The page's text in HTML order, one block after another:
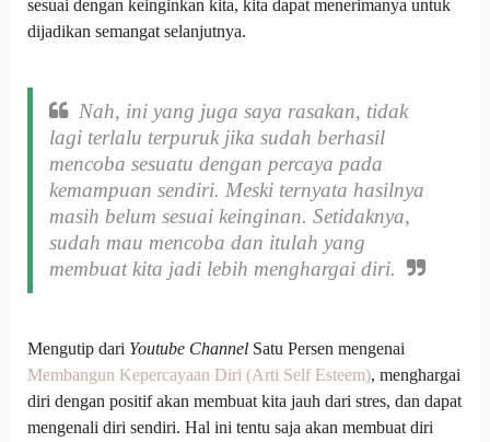
sesuai dengan keinginkan kita, kita dapat menerimanya untuk
dijadikan semangat selanjutnya.
Nah, ini yang juga saya rasakan, tidak
lagi terlalu terpuruk jika sudah berhasil
mencoba sesuatu dengan percaya pada
kemampuan sendiri. Meski ternyata hasilnya
masih belum sesuai keinginan. Setidaknya,
sudah mau mencoba dan itulah yang
membuat kita jadi lebih menghargai diri.
Mengutip dari Youtube Channel Satu Persen mengenai
Membangun Kepercayaan Diri (Arti Self Esteem), menghargai
diri dengan positif akan membuat kita jauh dari stres, dan dapat
mengenali diri sendiri. Hal ini tentu saja akan membuat diri